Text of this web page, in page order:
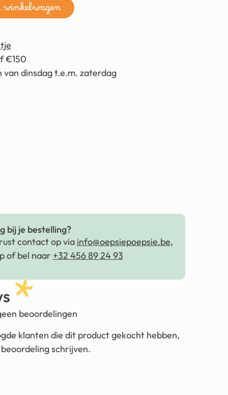
winkelwagen
€150
van dinsdag t.e.m. zaterdag
bij je bestelling?
contact op via info@oepsiepoepsie.be,
of bel naar +32 456 89 24 93
beoordelingen
klanten die dit product gekocht hebben,
schrijven.